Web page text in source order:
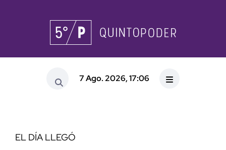
7 Ago. 2026, 17:06
EL DÍA LLEGÓ